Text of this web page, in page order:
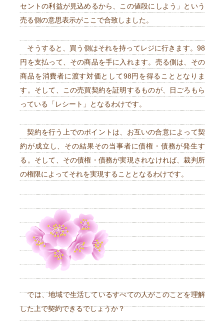
セントの利益が見込めるから、この値段にしよう」という
売る側の意思表示がここで合致しました。
そうすると、買う側はそれを持ってレジに行きます。98
円を支払って、その商品を手に入れます。売る側は、その
商品を消費者に渡す対価として98円を得ることとなりま
す。そして、この売買契約を証明するものが、日ごろもら
っている「レシート」となるわけです。
契約を行う上でのポイントは、お互いの合意によって契
約が成立し、その結果その当事者に債権・債務が発生す
る。そして、その債権・債務が実現されなければ、裁判所
の権限によってそれを実現することとなるわけです。
では、地域で生活しているすべての人がこのことを理解
した上で契約できるでしょうか？